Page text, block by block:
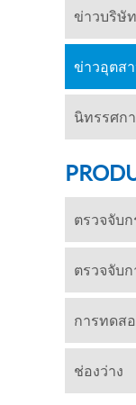
ข่าวบริษัท
ข่าวอุตส
นิทรรศก
ตรวจจับ
ตรวจจับ
การทดส
ช่องว่าง